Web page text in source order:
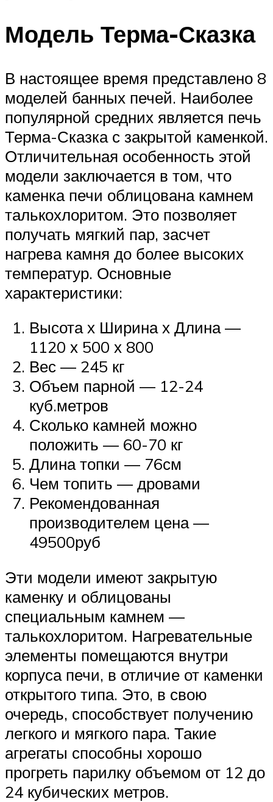
Модель Терма-Сказка
В настоящее время представлено 8
моделей банных печей. Наиболее
популярной средних является печь
Терма-Сказка с закрытой каменкой.
Отличительная особенность этой
модели заключается в том, что
каменка печи облицована камнем
талькохлоритом. Это позволяет
получать мягкий пар, засчет
нагрева камня до более высоких
температур. Основные
характеристики:
Высота х Ширина х Длина —
1120 х 500 х 800
Вес — 245 кг
Объем парной — 12-24
куб.метров
Сколько камней можно
положить — 60-70 кг
Длина топки — 76см
Чем топить — дровами
Рекомендованная
производителем цена —
49500руб
Эти модели имеют закрытую
каменку и облицованы
специальным камнем —
талькохлоритом. Нагревательные
элементы помещаются внутри
корпуса печи, в отличие от каменки
открытого типа. Это, в свою
очередь, способствует получению
легкого и мягкого пара. Такие
агрегаты способны хорошо
прогреть парилку объемом от 12 до
24 кубических метров.